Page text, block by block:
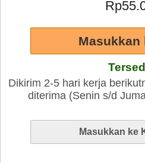
Dikirim 2-5 hari kerja
diterima (Senin s/d